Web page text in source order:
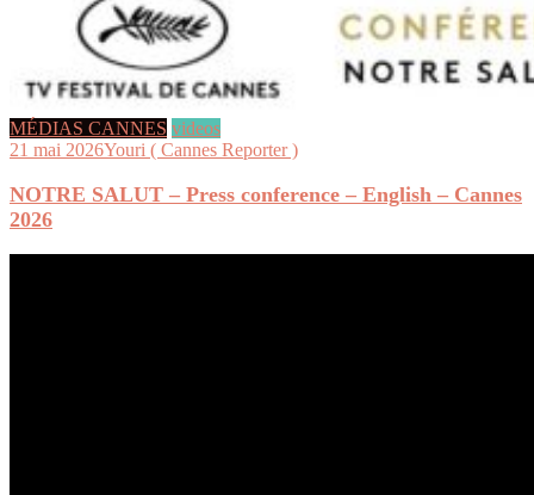
MÉDIAS CANNES videos
21 mai 2026Youri ( Cannes Reporter )
NOTRE SALUT – Press conference – English – Cannes
2026